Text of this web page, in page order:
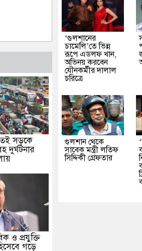
সড়কে
দুর্ঘটনার
ও প্রযুক্তি
গড়ে
‘গুলশানের
চামেলি’তে ভিন্ন
রূপে এডলফ খান,
অভিনয় করবেন
যৌনকর্মীর দালাল
চরিত্রে
গুলশান থেকে
সাবেক মন্ত্রী লতিফ
সিদ্দিকী গ্রেফতার